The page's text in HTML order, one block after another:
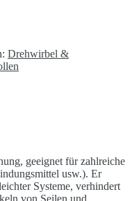
Drehwirbel &
geeignet für zahlreiche
usw.). Er
Systeme, verhindert
von Seilen und